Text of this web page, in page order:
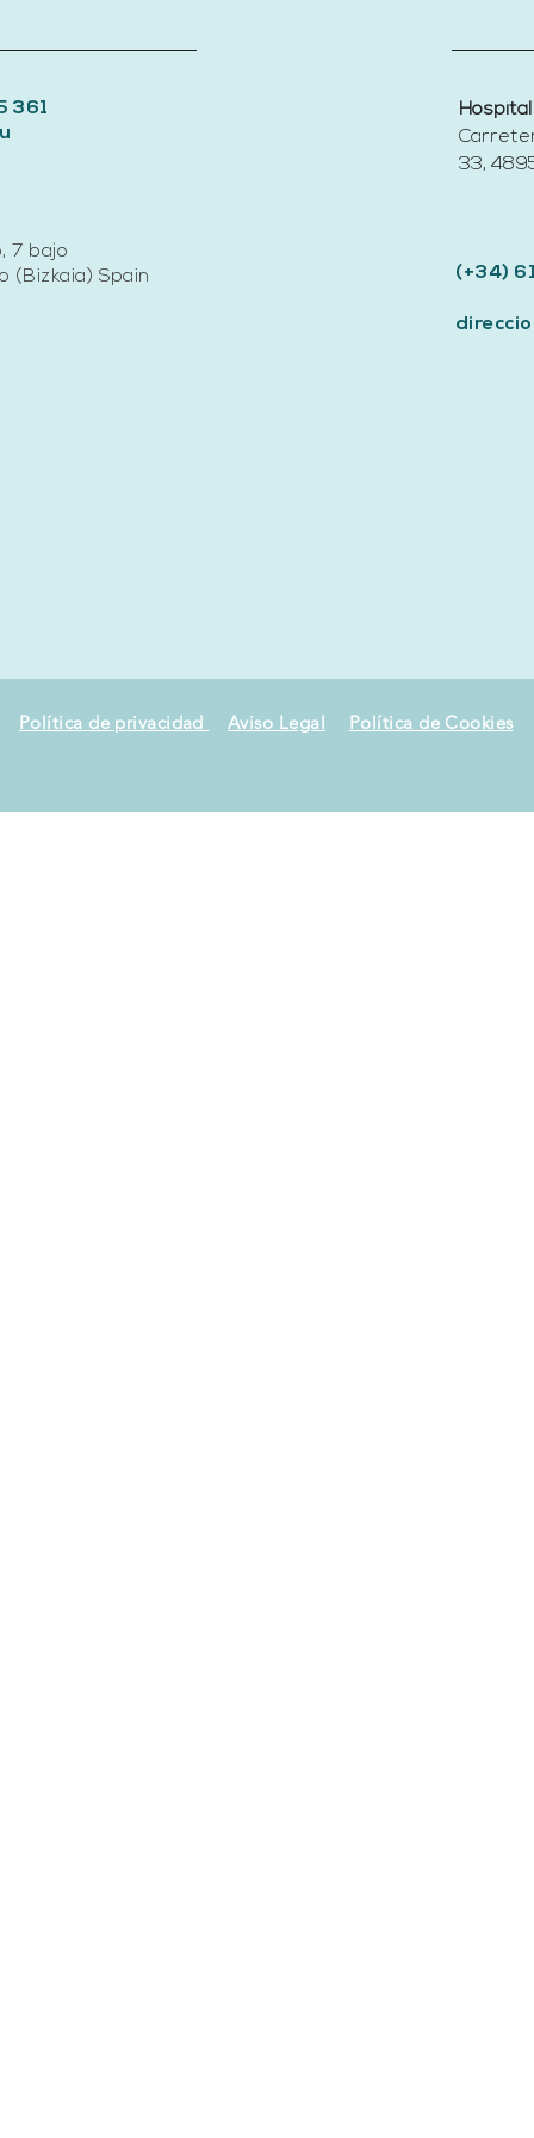
361
7 bajo
(Bizkaia) Spain
33,
(+34)
Política de privacidad Aviso Legal Política de Cookies